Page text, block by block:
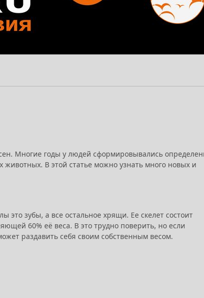
Многие годы у людей сформировывались
животных. В этой статье можно узнать много новых и
это зубы, а все остальное хрящи. Ее скелет состоит
60% её веса. В это трудно поверить, но если
раздавить себя своим собственным весом.